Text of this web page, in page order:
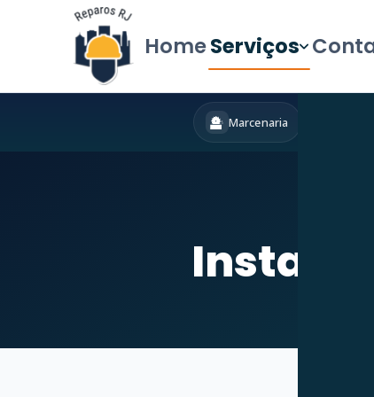
HomeServiços
Marcenaria